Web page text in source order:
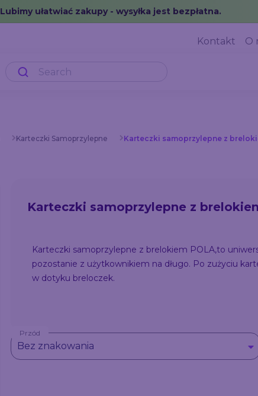
Lubimy ułatwiać zakupy - wysyłka jest bezpłatna.
Kontakt O
Karteczki Samoprzylepne Karteczki samoprzylepne z
Karteczki samoprzylepne z
Karteczki samoprzylepne z brelokiem POLA,to
pozostanie z użytkownikiem na długo. Po zużyciu
w dotyku breloczek.
Przód
Bez znakowania